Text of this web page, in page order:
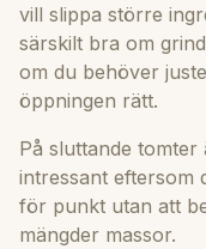
vill slippa större
särskilt bra om
om du behöver
öppningen rätt.
På sluttande
intressant eftersom
för punkt utan att
mängder massor.